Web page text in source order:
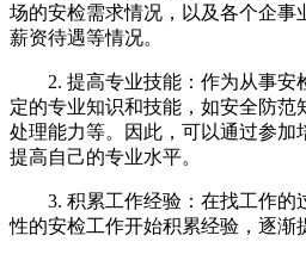
场的安检需求情况，以及各个企事
薪资待遇等情况。
2. 提高专业技能：作为从事安
定的专业知识和技能，如安全防范
处理能力等。因此，可以通过参加
提高自己的专业水平。
3. 积累工作经验：在找工作的
性的安检工作开始积累经验，逐渐